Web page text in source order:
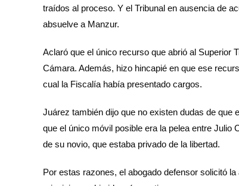
traídos al proceso. Y el Tribunal en ausencia de
absuelve a Manzur.
Aclaró que el único recurso que abrió al Superior
Cámara. Además, hizo hincapié en que ese
cual la Fiscalía había presentado cargos.
Juárez también dijo que no existen dudas de que
que el único móvil posible era la pelea entre Julio
de su novio, que estaba privado de la libertad.
Por estas razones, el abogado defensor solicitó